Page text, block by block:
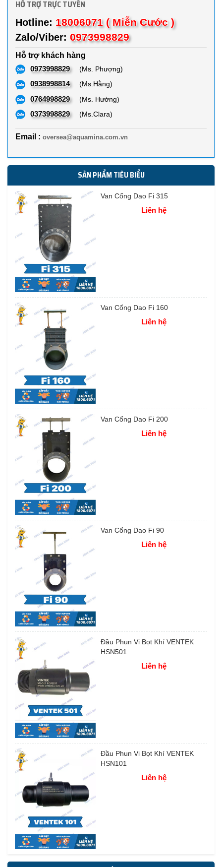
HỖ TRỢ TRỰC TUYẾN
Hotline: 18006071 ( Miễn Cước )
Zalo/Viber: 0973998829
Hỗ trợ khách hàng
0973998829
(Ms. Phượng)
0938998814 (Ms.Hằng)
0764998829 (Ms. Hường)
0373998829 (Ms.Clara)
Email : oversea@aquamina.com.vn
SẢN PHẨM TIÊU BIỂU
Van Cổng Dao Fi 315
Liên hệ
Van Cổng Dao Fi 160
Liên hệ
Van Cổng Dao Fi 200
Liên hệ
Van Cổng Dao Fi 90
Liên hệ
Đầu Phun Vi Bọt Khí VENTEK
HSN501
Liên hệ
Đầu Phun Vi Bọt Khí VENTEK
HSN101
Liên hệ